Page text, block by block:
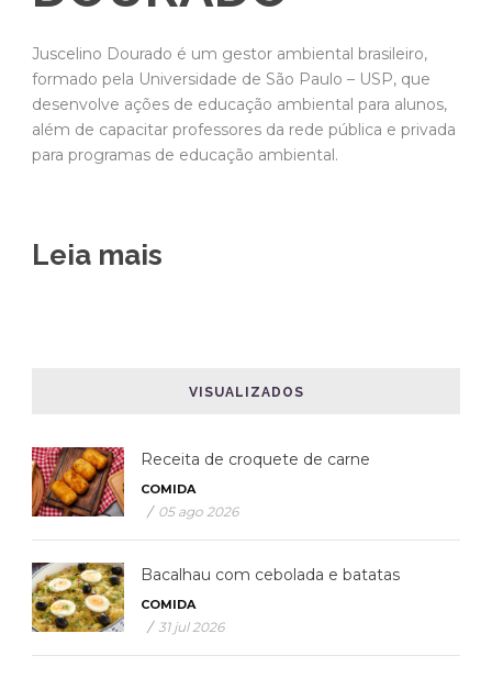
Juscelino Dourado é um gestor ambiental brasileiro,
formado pela Universidade de São Paulo – USP, que
desenvolve ações de educação ambiental para alunos,
além de capacitar professores da rede pública e privada
para programas de educação ambiental.
Leia mais
VISUALIZADOS
Receita de croquete de carne
COMIDA
/ 05 ago 2026
Bacalhau com cebolada e batatas
COMIDA
/ 31 jul 2026